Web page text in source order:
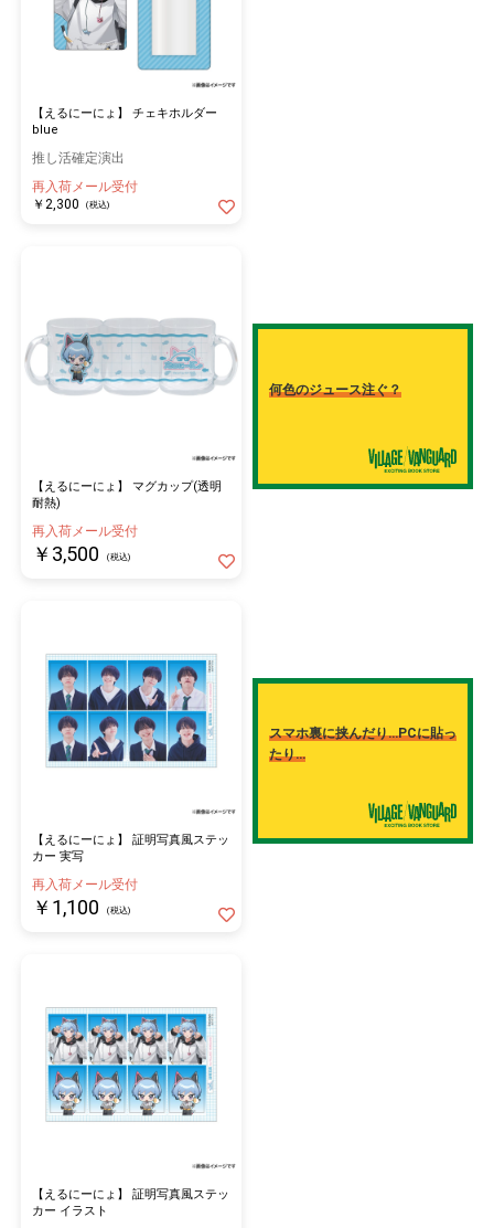
【えるにーにょ】 チェキホルダー
blue
推し活確定演出
再入荷メール受付
￥2,300
(税込)
【えるにーにょ】 マグカップ(透明
耐熱)
再入荷メール受付
￥3,500 (税込)
何色のジュース注ぐ？
【えるにーにょ】 証明写真風ステッ
カー 実写
再入荷メール受付
￥1,100 (税込)
スマホ裏に挟んだり…PCに貼っ
たり…
【えるにーにょ】 証明写真風ステッ
カー イラスト